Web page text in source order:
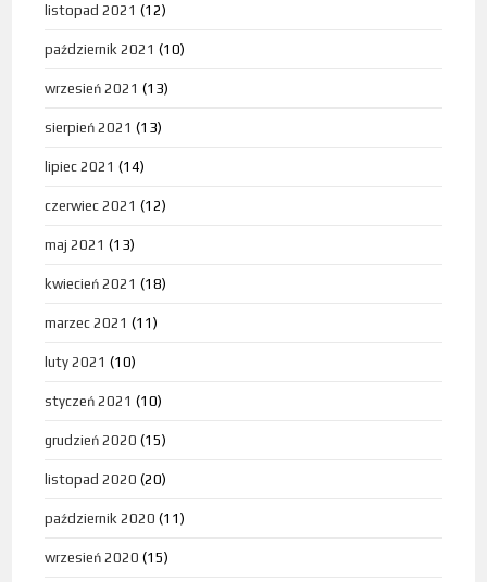
listopad 2021 (12)
październik 2021 (10)
wrzesień 2021 (13)
sierpień 2021 (13)
lipiec 2021 (14)
czerwiec 2021 (12)
maj 2021 (13)
kwiecień 2021 (18)
marzec 2021 (11)
luty 2021 (10)
styczeń 2021 (10)
grudzień 2020 (15)
listopad 2020 (20)
październik 2020 (11)
wrzesień 2020 (15)